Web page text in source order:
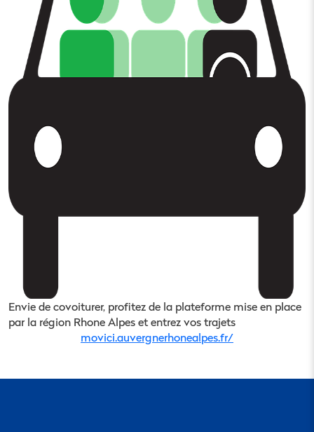
Envie de covoiturer, profitez de la plateforme mise en place
par la région Rhone Alpes et entrez vos trajets
movici.auvergnerhonealpes.fr/